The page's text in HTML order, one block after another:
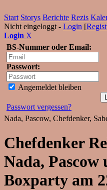
Start Storys Berichte Rezis
Nicht eingeloggt - Login [
Login X
BS-Nummer oder Email:
Passwort:
Angemeldet bleiben
Passwort vergessen?
Nada, Pascow, Chefdenker,
Chefdenker
Nada,
Boxparty am